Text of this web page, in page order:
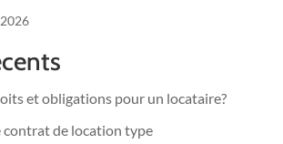
et obligations pour un locataire?
contrat de location type